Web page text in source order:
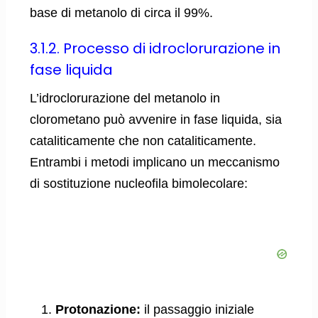
base di metanolo di circa il 99%.
3.1.2. Processo di idroclorurazione in
fase liquida
L’idroclorurazione del metanolo in
clorometano può avvenire in fase liquida, sia
cataliticamente che non cataliticamente.
Entrambi i metodi implicano un meccanismo
di sostituzione nucleofila bimolecolare:
Protonazione: il passaggio iniziale